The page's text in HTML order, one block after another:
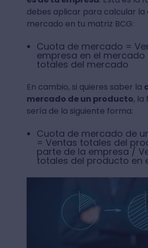
debes aplicar para calcular la
mercado en tu matriz BCG:
Cuota de mercado =
empresa en el
totales del mercado
En cambio, si quieres saber la
mercado de un producto, la
sería de la siguiente forma:
Cuota de mercado de
= Ventas totales del
parte de la empresa /
totales del producto en